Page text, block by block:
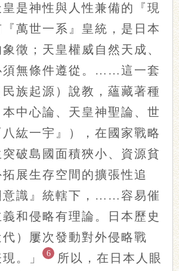
是神性與人性兼備的『現
『萬世一系』皇統，是日本
徵；天皇權威自然天成、
須無條件遵從。……這一套
民族起源）說教，蘊藏著種
中心論、天皇神聖論、世
紘一宇』），在國家戰略
破島國面積狹小、資源貧
展生存空間的擴張性追
意識』統轄下，……容易催
和侵略有理論。日本歷史
代）屢次發動對外侵略戰
。」
6
所以，在日本人眼